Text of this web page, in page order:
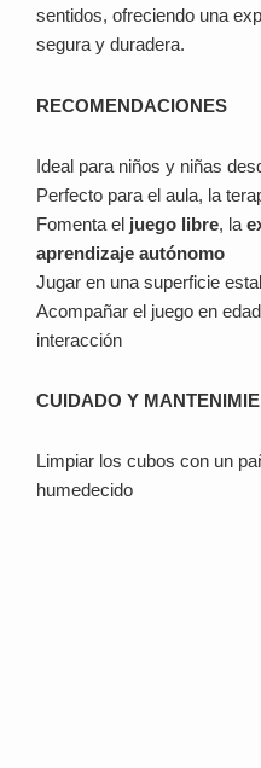
sentidos, ofreciendo una
segura y duradera.
RECOMENDACIONES
Ideal para niños y niñas
Perfecto para el aula, la
Fomenta el juego libre, la
aprendizaje autónomo
Jugar en una superficie
Acompañar el juego en
interacción
CUIDADO Y
Limpiar los cubos con un
humedecido